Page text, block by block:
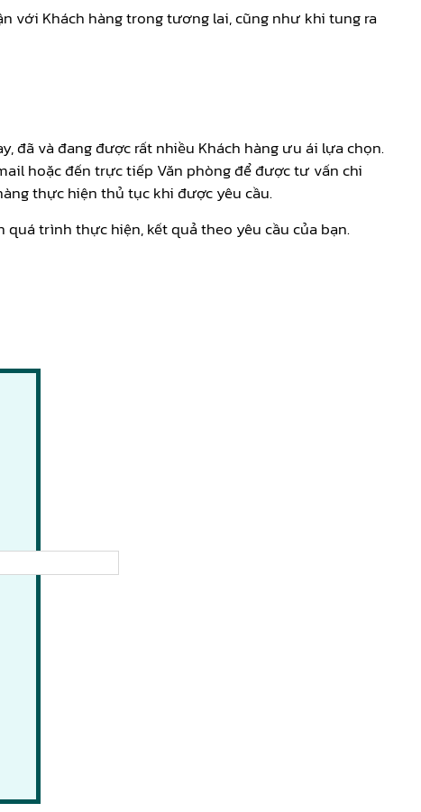
với Khách hàng trong tương lai, cũng như khi tung ra
và đang được rất nhiều Khách hàng ưu ái lựa chọn.
hoặc đến trực tiếp Văn phòng để được tư vấn chi
thực hiện thủ tục khi được yêu cầu.
trình thực hiện, kết quả theo yêu cầu của bạn.